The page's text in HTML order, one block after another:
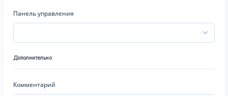
Панель управления
Дополнительно
Комментарий